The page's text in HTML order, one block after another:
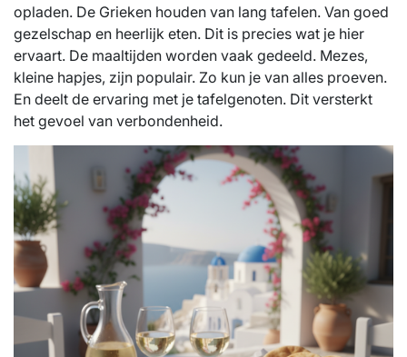
opladen. De Grieken houden van lang tafelen. Van goed
gezelschap en heerlijk eten. Dit is precies wat je hier
ervaart. De maaltijden worden vaak gedeeld. Mezes,
kleine hapjes, zijn populair. Zo kun je van alles proeven.
En deelt de ervaring met je tafelgenoten. Dit versterkt
het gevoel van verbondenheid.